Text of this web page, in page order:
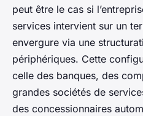
peut être le cas si
services intervient sur un
envergure via une
périphériques. Cette
celle des banques, des
grandes sociétés de
des concessionnaires